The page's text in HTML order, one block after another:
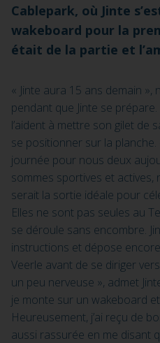
Cablepark, où Jinte
wakeboard pour la
était de la partie et
« Jinte aura 15 ans demain »,
pendant que Jinte se
l’aident à mettre son gilet de
se positionner sur la
journée pour nous deux
sommes sportives et actives,
serait la sortie idéale pour
Elles ne sont pas seules au
se déroule sans encombre.
instructions et dépose
Veerle avant de se diriger
un peu nerveuse », admet
je monte sur un wakeboard et
Heureusement, j’ai reçu de
aussi rassurée en me disant